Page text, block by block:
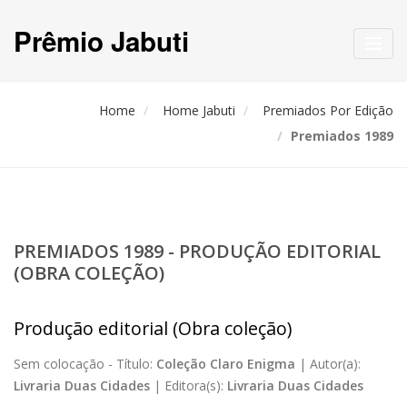
Prêmio Jabuti
Home Home Jabuti
Premiados Por Edição
Premiados 1989
PREMIADOS 1989 - PRODUÇÃO EDITORIAL
(OBRA COLEÇÃO)
Produção editorial (Obra coleção)
Sem colocação - Título: Coleção Claro Enigma | Autor(a):
Livraria Duas Cidades | Editora(s): Livraria Duas Cidades